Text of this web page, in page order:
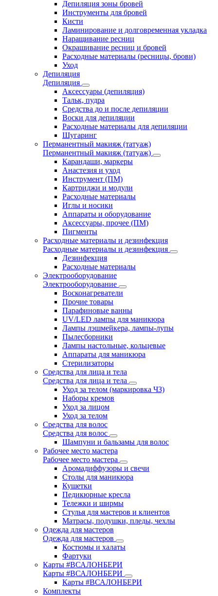
Депиляция зоны бровей
Инструменты для бровей
Кисти
Ламинирование и долговременная укладка
Наращивание ресниц
Окрашивание ресниц и бровей
Расходные материалы (ресницы, брови)
Уход
Депиляция
Депиляция
Аксессуары (депиляция)
Тальк, пудра
Средства до и после депиляции
Воски для депиляции
Расходные материалы для депиляции
Шугаринг
Перманентный макияж (татуаж)
Перманентный макияж (татуаж)
Карандаши, маркеры
Анастезия и уход
Инструмент (ПМ)
Картриджи и модули
Расходные материалы
Иглы и носики
Аппараты и оборудование
Аксессуары, прочее (ПМ)
Пигменты
Расходные материалы и дезинфекция
Расходные материалы и дезинфекция
Дезинфекция
Расходные материалы
Электрооборудование
Электрооборудование
Восконагреватели
Прочие товары
Парафиновые ванны
UV/LED лампы для маникюра
Лампы лэшмейкера, лампы-лупы
Пылесборники
Лампы настольные, кольцевые
Аппараты для маникюра
Стерилизаторы
Средства для лица и тела
Средства для лица и тела
Уход за телом (маркировка ЧЗ)
Наборы кремов
Уход за лицом
Уход за телом
Средства для волос
Средства для волос
Шампуни и бальзамы для волос
Рабочее место мастера
Рабочее место мастера
Аромадиффузоры и свечи
Столы для маникюра
Кушетки
Педикюрные кресла
Тележки и ширмы
Стулья для мастеров и клиентов
Матрасы, подушки, пледы, чехлы
Одежда для мастеров
Одежда для мастеров
Костюмы и халаты
Фартуки
Карты #ВСАЛОНБЕРИ
Карты #ВСАЛОНБЕРИ
Карты #ВСАЛОНБЕРИ
Комплекты